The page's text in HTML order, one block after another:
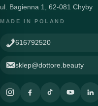
ul. Bagienna 1, 62-081 Chyby
MADE IN POLAND
616792520
sklep@dottore.beauty